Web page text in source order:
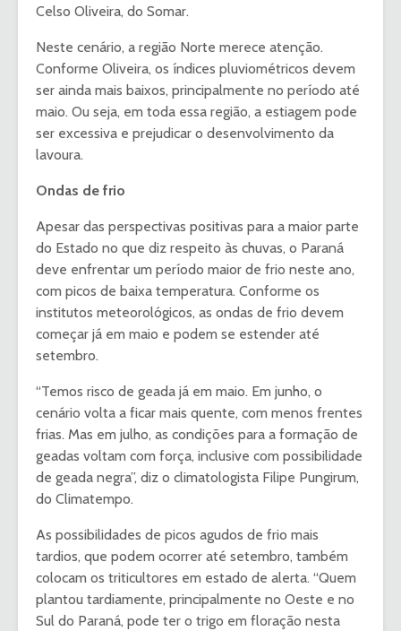
Celso Oliveira, do Somar.
Neste cenário, a região Norte merece atenção.
Conforme Oliveira, os índices pluviométricos devem
ser ainda mais baixos, principalmente no período até
maio. Ou seja, em toda essa região, a estiagem pode
ser excessiva e prejudicar o desenvolvimento da
lavoura.
Ondas de frio
Apesar das perspectivas positivas para a maior parte
do Estado no que diz respeito às chuvas, o Paraná
deve enfrentar um período maior de frio neste ano,
com picos de baixa temperatura. Conforme os
institutos meteorológicos, as ondas de frio devem
começar já em maio e podem se estender até
setembro.
“Temos risco de geada já em maio. Em junho, o
cenário volta a ficar mais quente, com menos frentes
frias. Mas em julho, as condições para a formação de
geadas voltam com força, inclusive com possibilidade
de geada negra”, diz o climatologista Filipe Pungirum,
do Climatempo.
As possibilidades de picos agudos de frio mais
tardios, que podem ocorrer até setembro, também
colocam os triticultores em estado de alerta. “Quem
plantou tardiamente, principalmente no Oeste e no
Sul do Paraná, pode ter o trigo em floração nesta